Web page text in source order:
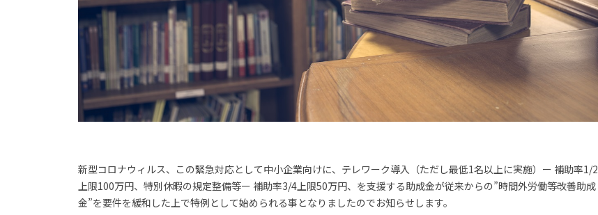
新型コロナウィルス、この緊急対応として中小企業向けに、テレワーク導入（ただし最低1名以上に実施）ー 補助率1/2
上限100万円、特別休暇の規定整備等ー 補助率3/4上限50万円、を支援する助成金が従来からの”時間外労働等改善助成
金”を要件を緩和した上で特例として始められる事となりましたのでお知らせします。